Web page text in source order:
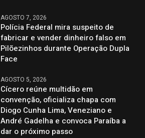
AGOSTO 7, 2026
Polícia Federal mira suspeito de
fabricar e vender dinheiro falso em
Pilõezinhos durante Operação Dupla
Face
AGOSTO 5, 2026
Cícero reúne multidão em
convenção, oficializa chapa com
Diogo Cunha Lima, Veneziano e
André Gadelha e convoca Paraíba a
dar o próximo passo